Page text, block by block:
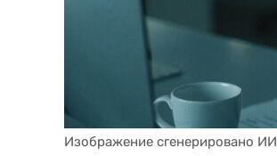
Изображение сгенерировано ИИ